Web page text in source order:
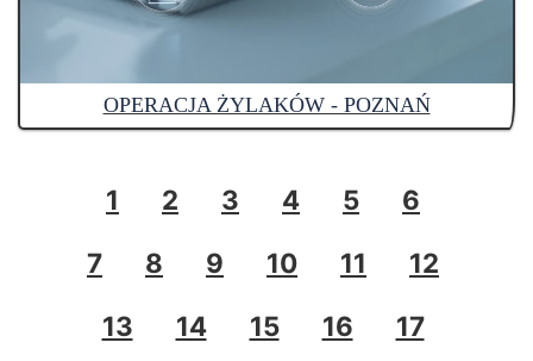
OPERACJA ŻYLAKÓW - POZNAŃ
1 2 3 4 5
6
7
8 9 10 11
12
13
14 15 16
17